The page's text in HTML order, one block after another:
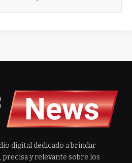
digital dedicado a brindar
y relevante sobre los